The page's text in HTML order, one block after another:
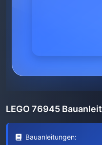
LEGO 76945
Bauanleitungen: